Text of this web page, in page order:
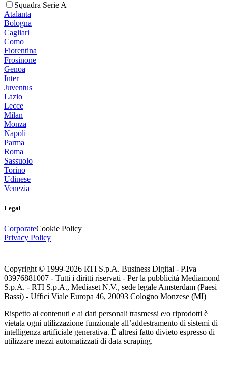
Squadra Serie A
Atalanta
Bologna
Cagliari
Como
Fiorentina
Frosinone
Genoa
Inter
Juventus
Lazio
Lecce
Milan
Monza
Napoli
Parma
Roma
Sassuolo
Torino
Udinese
Venezia
Legal
CorporateCookie Policy
Privacy Policy
Copyright © 1999-2026 RTI S.p.A. Business Digital - P.Iva
03976881007 - Tutti i diritti riservati - Per la pubblicità Mediamond
S.p.A. - RTI S.p.A., Mediaset N.V., sede legale Amsterdam (Paesi
Bassi) - Uffici Viale Europa 46, 20093 Cologno Monzese (MI)
Rispetto ai contenuti e ai dati personali trasmessi e/o riprodotti è
vietata ogni utilizzazione funzionale all’addestramento di sistemi di
intelligenza artificiale generativa. È altresì fatto divieto espresso di
utilizzare mezzi automatizzati di data scraping.